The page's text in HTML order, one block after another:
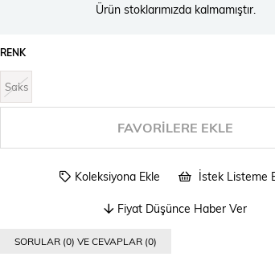
Ürün stoklarımızda kalmamıştır.
RENK
Saks
FAVORILERE EKLE
Koleksiyona Ekle İstek Listeme
Fiyat Düşünce Haber Ver
SORULAR (0) VE CEVAPLAR (0)